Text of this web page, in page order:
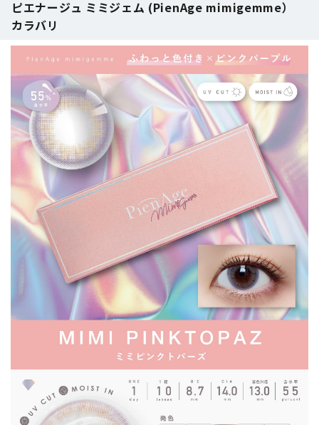
ピエナージュ ミミジェム (PienAge mimigemme）
カラバリ